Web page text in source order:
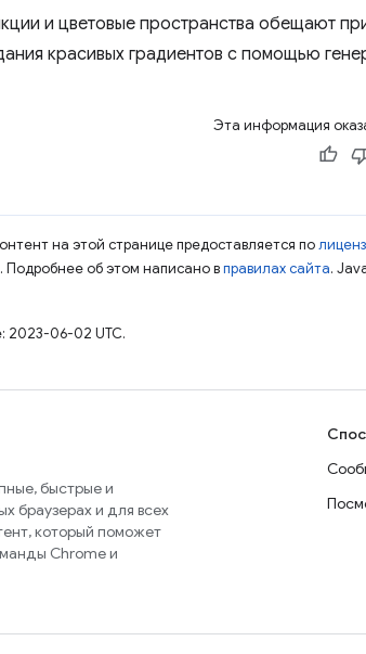
и цветовые пространства обещают
красивых градиентов с помощью
Эта информация
на этой странице предоставляется по
. Подробнее об этом написано вправилах сайта.
2023-06-02 UTC.
быстрые и
браузерах и для всех
который поможет
Chrome и